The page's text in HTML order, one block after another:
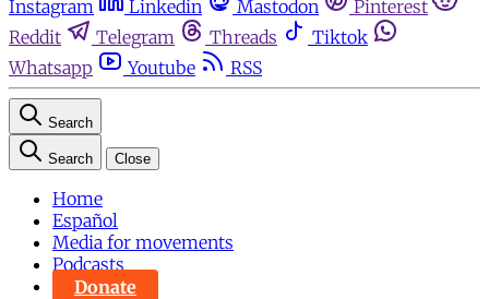
Instagram
Linkedin Mastodon
Pinterest
Reddit
Telegram Threads
Tiktok
Whatsapp
Youtube RSS
Search
Search Close
Home
Español
Media for movements
Podcasts
Donate